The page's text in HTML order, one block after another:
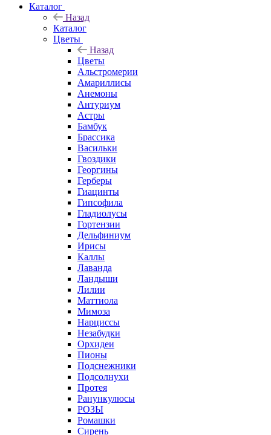
Каталог
Назад
Каталог
Цветы
Назад
Цветы
Альстромерии
Амариллисы
Анемоны
Антуриум
Астры
Бамбук
Брассика
Васильки
Гвоздики
Георгины
Герберы
Гиацинты
Гипсофила
Гладиолусы
Гортензии
Дельфиниум
Ирисы
Каллы
Лаванда
Ландыши
Лилии
Маттиола
Мимоза
Нарциссы
Незабудки
Орхидеи
Пионы
Подснежники
Подсолнухи
Протея
Ранункулюсы
РОЗЫ
Ромашки
Сирень